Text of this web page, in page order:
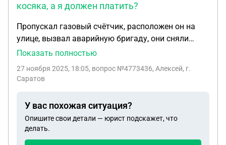
косяка, а я должен платить?
Пропускал газовый счётчик, расположен он на
улице, вызвал аварийную бригаду, они сняли
пломбу и затянули гайку. Составили акт и
поставят. В итоге мне присылают оплату в
должен платить?
Показать полностью
27 ноября 2025, 18:05, вопрос №4773436, Алексей, г.
Саратов
У вас похожая ситуация?
Опишите свои детали — юрист подскажет, что
делать.